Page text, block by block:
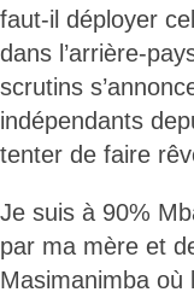
faut-il déployer
dans l’arrière-
scrutins
indépendants
tenter de faire
Je suis à 90%
par ma mère et
Masimanimba où